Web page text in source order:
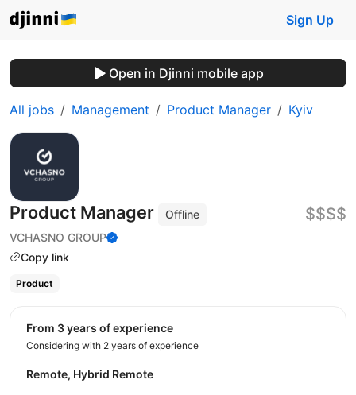
Sign Up
Open in Djinni mobile app
All jobs Management Product Manager Kyiv
Product Manager
Offline
VCHASNO GROUP
Copy link
$$$$
Product
from 3 years of experience
Considering with 2 years of experience
Remote, Hybrid Remote